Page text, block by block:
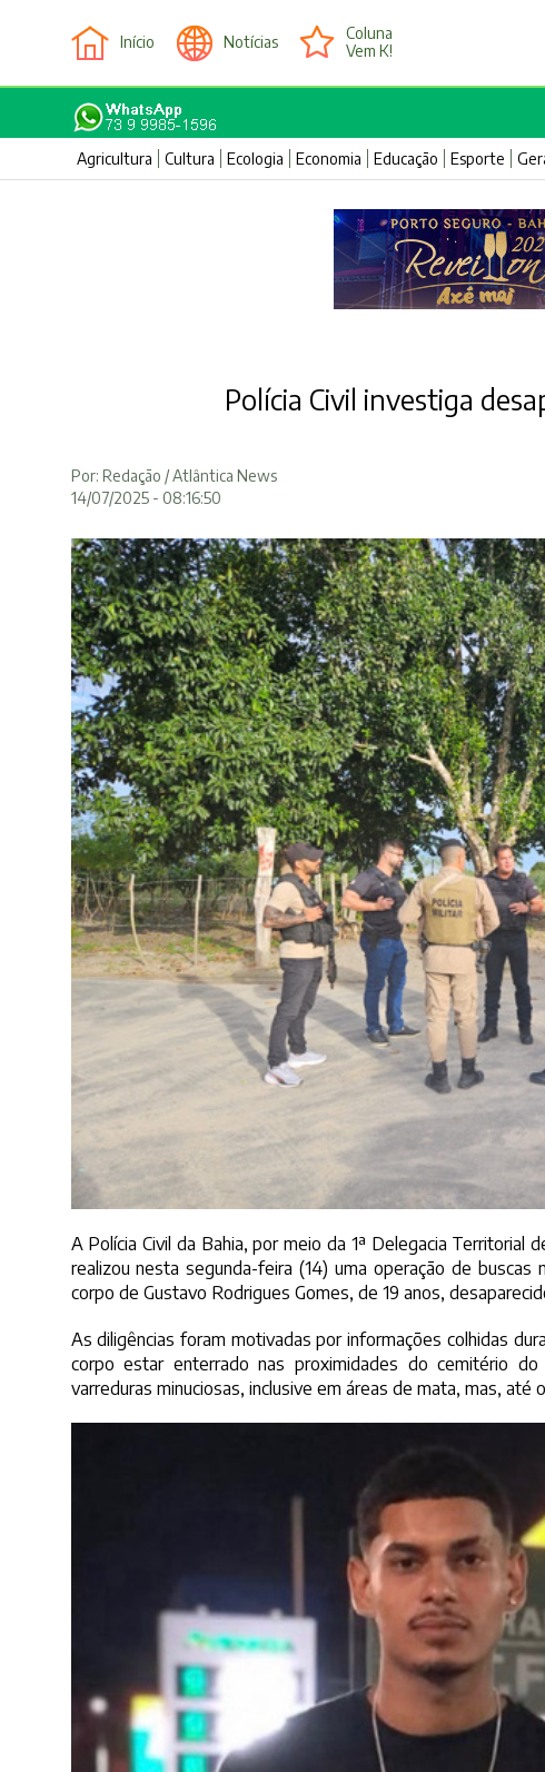
Início Notícias
Coluna
Vem K!
Agricultura
Cultura Ecologia Economia Educação Esporte
Polícia Civil investiga
Por: Redação / Atlântica News
14/07/2025 - 08:16:50
A Polícia Civil da Bahia, por meio da 1ª Delegacia
realizou nesta segunda-feira (14) uma operação de
corpo de Gustavo Rodrigues Gomes, de 19 anos,
As diligências foram motivadas por informações colhidas
corpo estar enterrado nas proximidades do cemitério
varreduras minuciosas, inclusive em áreas de mata, mas,